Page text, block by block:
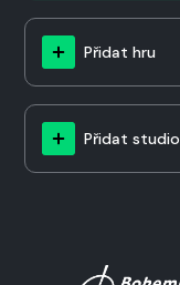
Přidat hru
Přidat studio